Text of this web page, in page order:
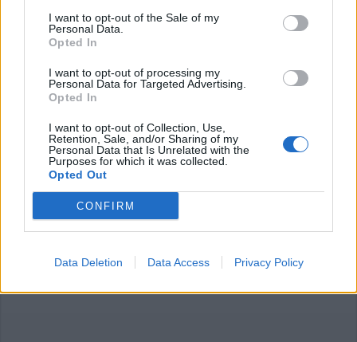
I want to opt-out of the Sale of my
Personal Data.
Opted In
I want to opt-out of processing my
Personal Data for Targeted Advertising.
Opted In
I want to opt-out of Collection, Use,
Retention, Sale, and/or Sharing of my
Personal Data that Is Unrelated with the
Purposes for which it was collected.
Opted Out
CONFIRM
Data Deletion Data Access Privacy Policy
L'email è richiesta ma non verrà mostrata ai visitatori. Il contenuto di questo
commento esprime il pensiero dell'autore e non rappresenta la linea editoriale
di VareseNews.it, che rimane autonoma e indipendente. I messaggi inclusi nei
possono essere automaticamente pubblicati senza filtro preventivo. I commenti
che includano uno o più link a siti esterni verranno rimossi in automatico dal